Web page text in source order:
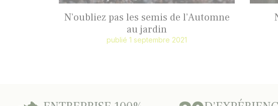
N’oubliez pas les semis de l’Automne
au jardin
publié 1 septembre 2021